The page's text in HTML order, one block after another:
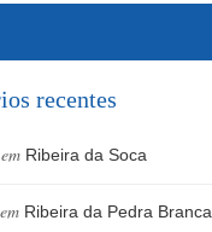
recentes
em Ribeira da Soca
em Ribeira da Pedra Branca